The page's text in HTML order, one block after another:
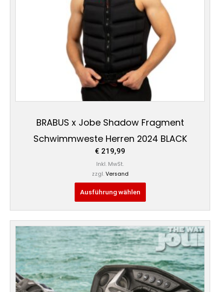
BRABUS x Jobe Shadow Fragment
Schwimmweste Herren 2024 BLACK
€ 219,99
Inkl. MwSt.
zzgl. Versand
Ausführung wählen
auf
der
Produktseite
gewählt
werden